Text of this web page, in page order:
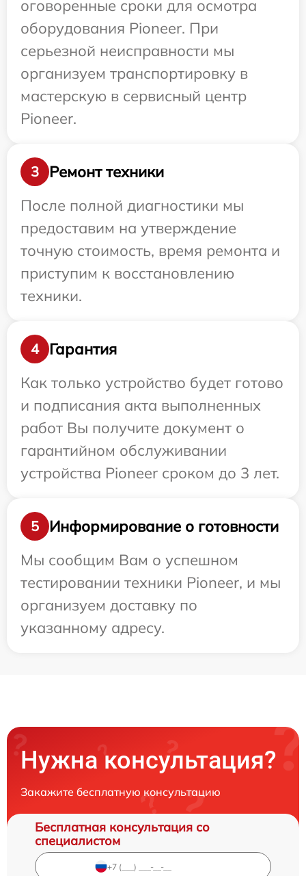
оговоренные сроки для осмотра
оборудования Pioneer. При
серьезной неисправности мы
организуем транспортировку в
мастерскую в сервисный центр
Pioneer.
3
Ремонт техники
После полной диагностики мы
предоставим на утверждение
точную стоимость, время ремонта и
приступим к восстановлению
техники.
4
Гарантия
Как только устройство будет готово
и подписания акта выполненных
работ Вы получите документ о
гарантийном обслуживании
устройства Pioneer сроком до 3 лет.
5
Информирование о готовности
Мы сообщим Вам о успешном
тестировании техники Pioneer, и мы
организуем доставку по
указанному адресу.
Нужна консультация?
Закажите бесплатную консультацию
Бесплатная консультация со
специалистом